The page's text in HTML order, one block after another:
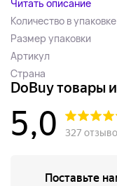
Читать описание
Количество в упаковке
Размер упаковки
Артикул
Страна